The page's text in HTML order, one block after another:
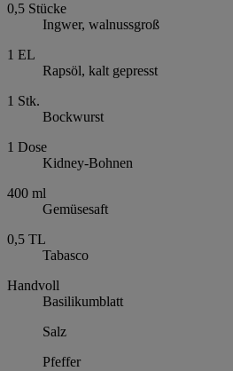
0,5 Stücke
Ingwer, walnussgroß
1 EL
Rapsöl, kalt gepresst
1 Stk.
Bockwurst
1 Dose
Kidney-Bohnen
400 ml
Gemüsesaft
0,5 TL
Tabasco
Handvoll
Basilikumblatt
Salz
Pfeffer